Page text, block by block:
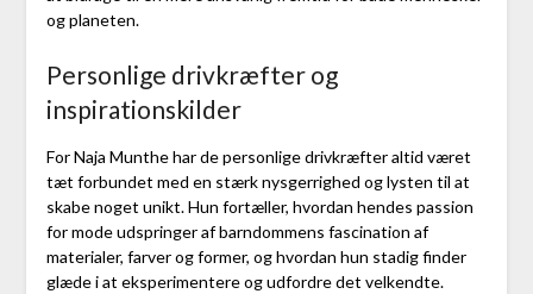
og planeten.
Personlige drivkræfter og
inspirationskilder
For Naja Munthe har de personlige drivkræfter altid været
tæt forbundet med en stærk nysgerrighed og lysten til at
skabe noget unikt. Hun fortæller, hvordan hendes passion
for mode udspringer af barndommens fascination af
materialer, farver og former, og hvordan hun stadig finder
glæde i at eksperimentere og udfordre det velkendte.